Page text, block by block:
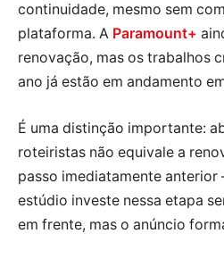
continuidade, mesmo sem
plataforma. A Paramount+
renovação, mas os trabalhos
ano já estão em andamento
É uma distinção importante:
roteiristas não equivale a
passo imediatamente
estúdio investe nessa etapa
em frente, mas o anúncio